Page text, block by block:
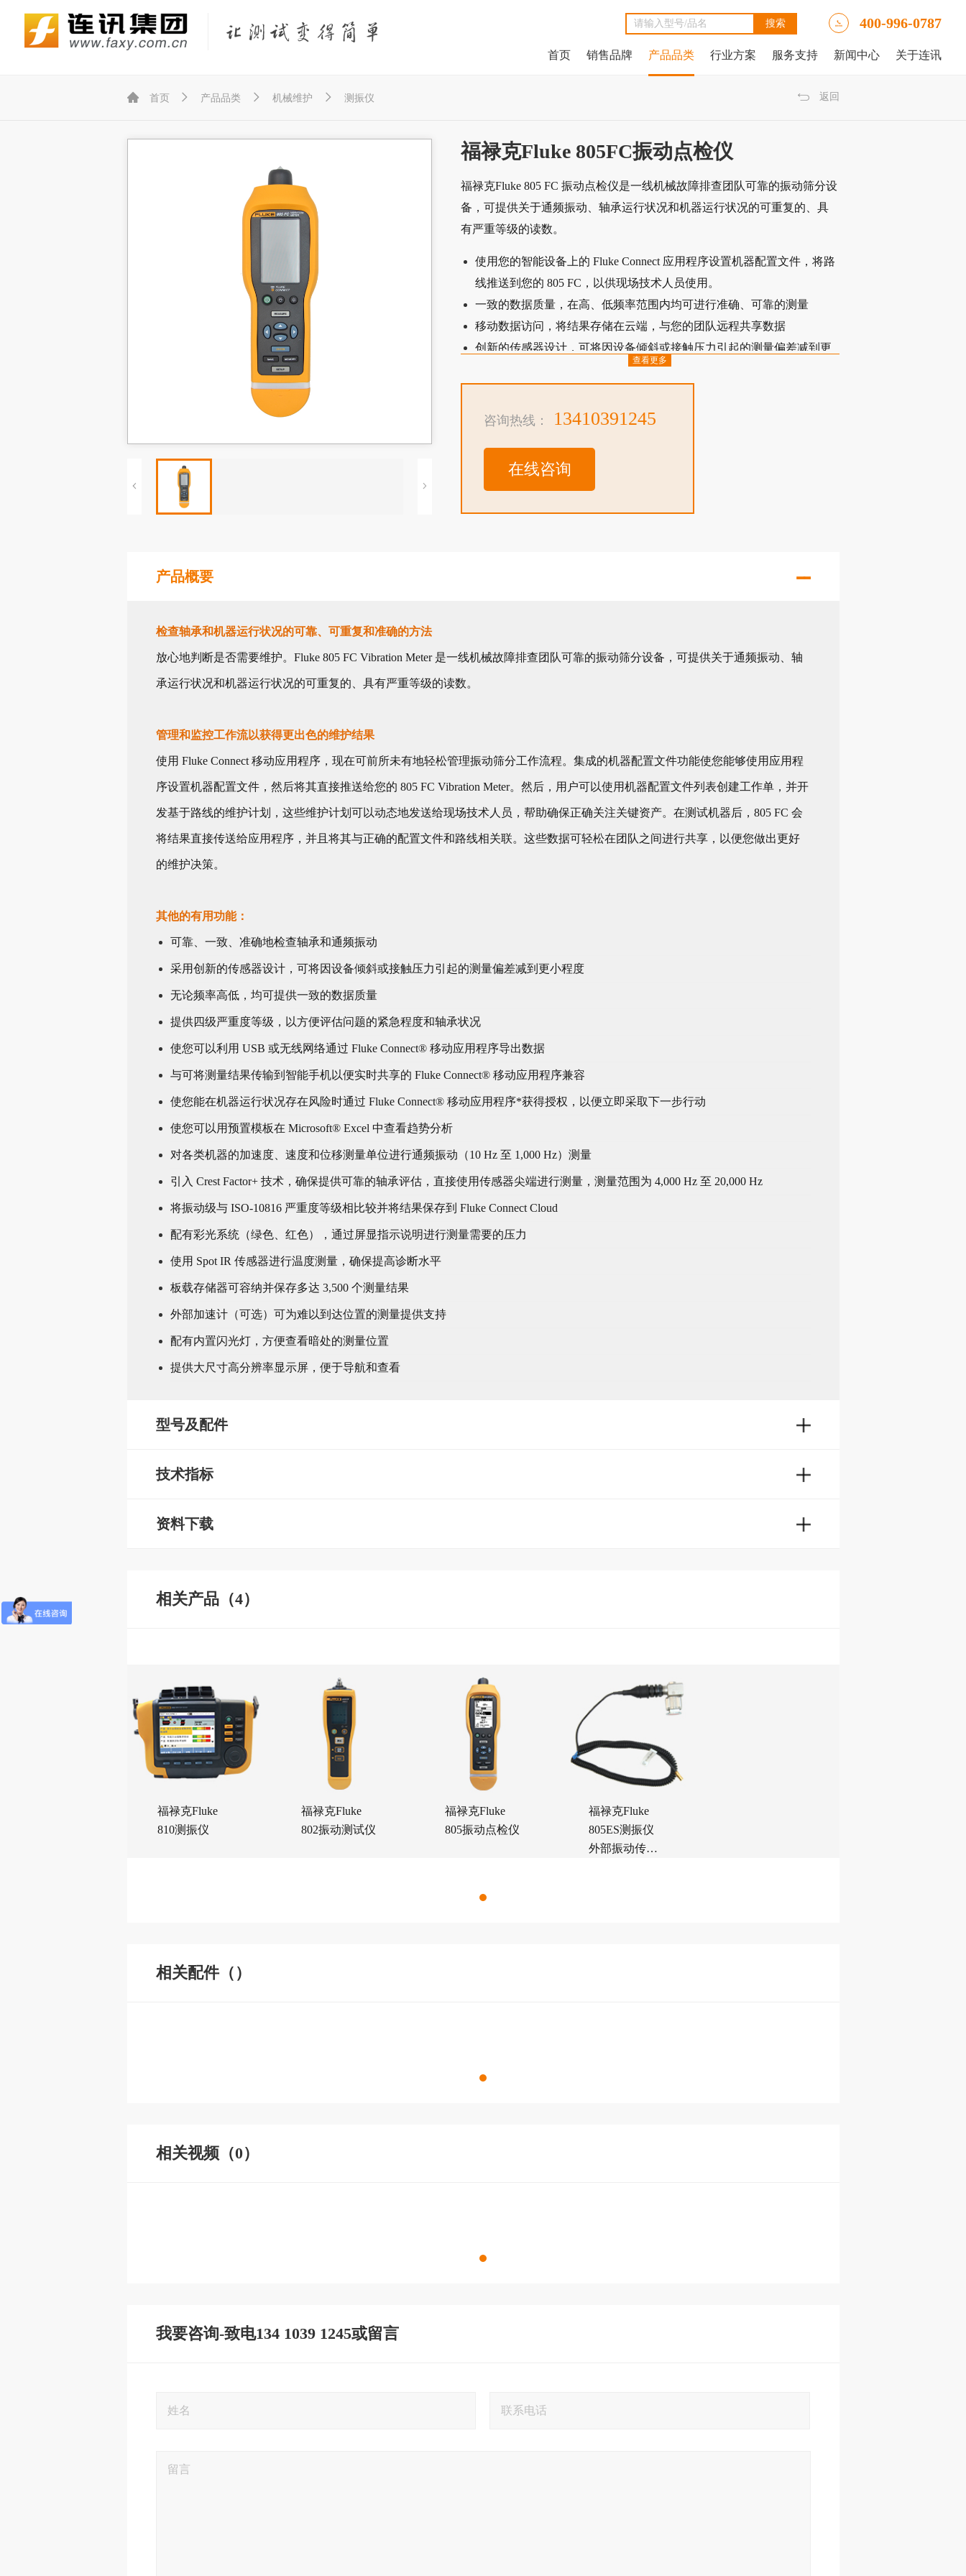
400-996-0787
首页 销售品牌 产品品类 行业方案 服务支持 新闻中心 关于连讯
 首页  产品品类  机械维护  测振仪 返回
福禄克Fluke 805FC振动点检仪
福禄克Fluke 805 FC 振动点检仪是一线机械故障排查团队可靠的振动筛分设
备，可提供关于通频振动、轴承运行状况和机器运行状况的可重复的、具
有严重等级的读数。
使用您的智能设备上的 Fluke Connect 应用程序设置机器配置文件，将路
线推送到您的 805 FC，以供现场技术人员使用。
一致的数据质量，在高、低频率范围内均可进行准确、可靠的测量
移动数据访问，将结果存储在云端，与您的团队远程共享数据
创新的传感器设计，可将因设备倾斜或接触压力引起的测量偏差减到更
查看更多
咨询热线： 13410391245
在线咨询
产品概要
检查轴承和机器运行状况的可靠、可重复和准确的方法
放心地判断是否需要维护。Fluke 805 FC Vibration Meter 是一线机械故障排查团队可靠的振动筛分设备，可提供关于通频振动、轴
承运行状况和机器运行状况的可重复的、具有严重等级的读数。
管理和监控工作流以获得更出色的维护结果
使用 Fluke Connect 移动应用程序，现在可前所未有地轻松管理振动筛分工作流程。集成的机器配置文件功能使您能够使用应用程
序设置机器配置文件，然后将其直接推送给您的 805 FC Vibration Meter。然后，用户可以使用机器配置文件列表创建工作单，并开
发基于路线的维护计划，这些维护计划可以动态地发送给现场技术人员，帮助确保正确关注关键资产。在测试机器后，805 FC 会
将结果直接传送给应用程序，并且将其与正确的配置文件和路线相关联。这些数据可轻松在团队之间进行共享，以便您做出更好
的维护决策。
其他的有用功能：
可靠、一致、准确地检查轴承和通频振动
采用创新的传感器设计，可将因设备倾斜或接触压力引起的测量偏差减到更小程度
无论频率高低，均可提供一致的数据质量
提供四级严重度等级，以方便评估问题的紧急程度和轴承状况
使您可以利用 USB 或无线网络通过 Fluke Connect® 移动应用程序导出数据
与可将测量结果传输到智能手机以便实时共享的 Fluke Connect® 移动应用程序兼容
使您能在机器运行状况存在风险时通过 Fluke Connect® 移动应用程序*获得授权，以便立即采取下一步行动
使您可以用预置模板在 Microsoft® Excel 中查看趋势分析
对各类机器的加速度、速度和位移测量单位进行通频振动（10 Hz 至 1,000 Hz）测量
引入 Crest Factor+ 技术，确保提供可靠的轴承评估，直接使用传感器尖端进行测量，测量范围为 4,000 Hz 至 20,000 Hz
将振动级与 ISO-10816 严重度等级相比较并将结果保存到 Fluke Connect Cloud
配有彩光系统（绿色、红色），通过屏显指示说明进行测量需要的压力
使用 Spot IR 传感器进行温度测量，确保提高诊断水平
板载存储器可容纳并保存多达 3,500 个测量结果
外部加速计（可选）可为难以到达位置的测量提供支持
配有内置闪光灯，方便查看暗处的测量位置
提供大尺寸高分辨率显示屏，便于导航和查看
型号及配件
技术指标
资料下载
相关产品（4）
福禄克Fluke
810测振仪
福禄克Fluke
802振动测试仪
福禄克Fluke
805振动点检仪
福禄克Fluke
805ES测振仪
外部振动传感
相关配件（）
相关视频（0）
我要咨询-致电134 1039 1245或留言